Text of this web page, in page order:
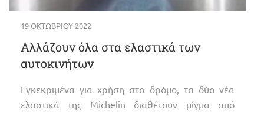
19 ΟΚΤΩΒΡΊΟΥ 2022
Αλλάζουν όλα στα ελαστικά των
αυτοκινήτων
Εγκεκριμένα για χρήση στο δρόμο, τα δύο νέα
ελαστικά της Michelin διαθέτουν μίγμα από